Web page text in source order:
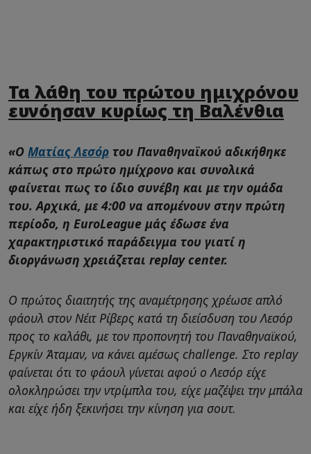
Τα λάθη του πρώτου ημιχρόνου
ευνόησαν κυρίως τη Βαλένθια
«Ο Ματίας Λεσόρ του Παναθηναϊκού αδικήθηκε
κάπως στο πρώτο ημίχρονο και συνολικά
φαίνεται πως το ίδιο συνέβη και με την ομάδα
του. Αρχικά, με 4:00 να απομένουν στην πρώτη
περίοδο, η EuroLeague μάς έδωσε ένα
χαρακτηριστικό παράδειγμα του γιατί η
διοργάνωση χρειάζεται replay center.
Ο πρώτος διαιτητής της αναμέτρησης χρέωσε απλό
φάουλ στον Νέιτ Ρίβερς κατά τη διείσδυση του Λεσόρ
προς το καλάθι, με τον προπονητή του Παναθηναϊκού,
Εργκίν Άταμαν, να κάνει αμέσως challenge. Στο replay
φαίνεται ότι το φάουλ γίνεται αφού ο Λεσόρ είχε
ολοκληρώσει την ντρίμπλα του, είχε μαζέψει την μπάλα
και είχε ήδη ξεκινήσει την κίνηση για σουτ.